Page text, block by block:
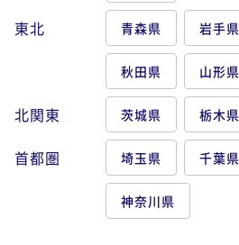
東北 青森県 岩手県
秋田県 山形県
北関東 茨城県 栃木県
首都圏 埼玉県 千葉県
神奈川県